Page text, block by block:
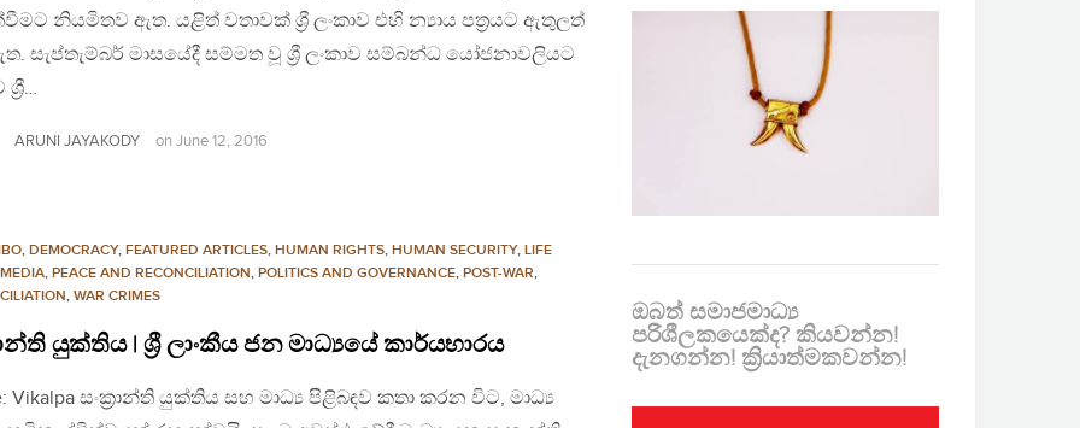
නියමිතව ඇත. යළිත් වතාවක් ශ්‍රී ලංකාව එහි න්‍යාය පත්‍රයට ඇතුලත්
සැප්තැම්බර් මාසයේදී සම්මත වූ ශ්‍රී ලංකාව සම්බන්ධ යෝජනාවලියට
ශ්‍රී…
ARUNI JAYAKODY on June 12, 2016
, DEMOCRACY, FEATURED ARTICLES, HUMAN RIGHTS, HUMAN SECURITY, LIFE
MEDIA, PEACE AND RECONCILIATION, POLITICS AND GOVERNANCE, POST-WAR,
, WAR CRIMES
යුක්තිය | ශ්‍රී ලාංකීය ජන මාධ්‍යයේ කාර්යභාරය
Vikalpa සංක්‍රාන්ති යුක්තිය සහ මාධ්‍ය පිළිබඳව කතා කරන විට, මාධ්‍ය
ඔබත් සමාජමාධ්‍ය
පරිශීලකයෙක්ද? කියවන්න!
දැනගන්න! ක්‍රියාත්මකවන්න!